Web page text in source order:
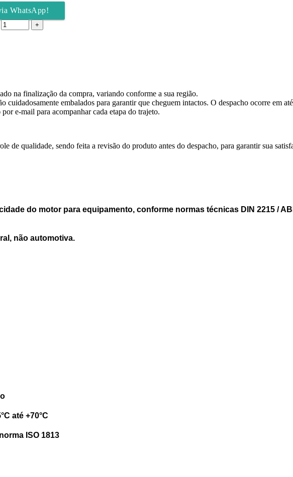
WhatsApp!
na finalização da compra, variando conforme a sua região.
cuidadosamente embalados para garantir que cheguem intactos. O despacho ocorre em
e-mail para acompanhar cada etapa do trajeto.
de qualidade, sendo feita a revisão do produto antes do despacho, para garantir sua
do motor para equipamento, conforme normas técnicas DIN 2215 /
não automotiva.
até +70°C
ISO 1813